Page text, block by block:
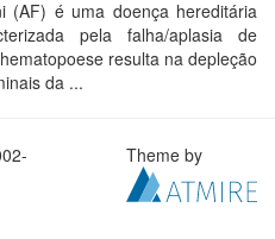
(AF) é uma doença hereditária
pela falha/aplasia de
resulta na depleção
da ...
Theme by